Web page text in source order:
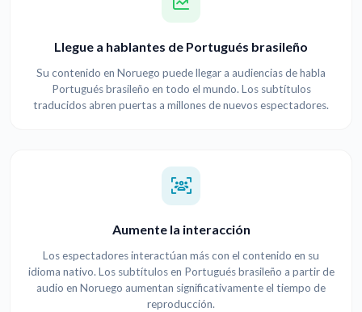
Llegue a hablantes de Portugués brasileño
Su contenido en Noruego puede llegar a audiencias de habla
Portugués brasileño en todo el mundo. Los subtítulos
traducidos abren puertas a millones de nuevos espectadores.
Aumente la interacción
Los espectadores interactúan más con el contenido en su
idioma nativo. Los subtítulos en Portugués brasileño a partir de
audio en Noruego aumentan significativamente el tiempo de
reproducción.